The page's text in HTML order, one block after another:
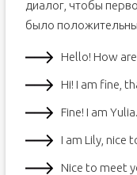
диалог, чтобы
было
Hello! How
Hi! I am fine,
Fine! I am
I am Lily, nice
Nice to meet